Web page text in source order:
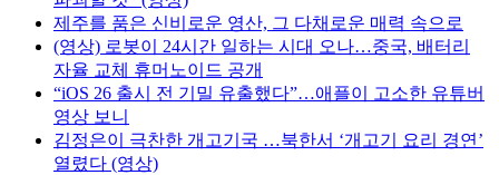
제주를 품은 신비로운 영산, 그 다채로운 매력 속으로
(영상) 로봇이 24시간 일하는 시대 오나…중국, 배터리
자율 교체 휴머노이드 공개
“iOS 26 출시 전 기밀 유출했다”…애플이 고소한 유튜버
영상 보니
김정은이 극찬한 개고기국 …북한서 ‘개고기 요리 경연’
열렸다 (영상)